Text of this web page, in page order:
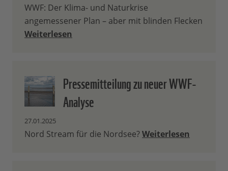
WWF: Der Klima- und Naturkrise
angemessener Plan – aber mit blinden Flecken
Weiterlesen
Pressemitteilung zu neuer WWF-
Analyse
27.01.2025
Nord Stream für die Nordsee?Weiterlesen